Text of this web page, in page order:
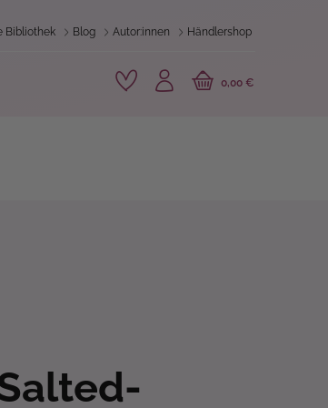
Bibliothek Blog Autor:innen Händlershop
0,00 €